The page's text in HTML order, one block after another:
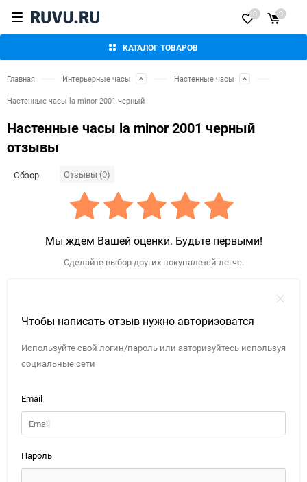
КАТАЛОГ ТОВАРОВ
0 0
Главная Интерьерные часы Настенные часы
Настенные часы la minor 2001 черный
Настенные часы la minor 2001 черный
отзывы
Обзор Отзывы (0)
Мы ждем Вашей оценки. Будьте первыми!
Сделайте выбор других покупалетей легче.
Чтобы написать отзыв нужно авторизоватся
Используйте свой логин/пароль или авторизуйтесь используя
социальные сети
Email
Пароль